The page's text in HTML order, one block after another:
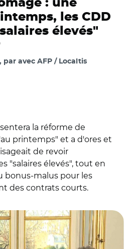
: une
les CDD
élevés"
par avec AFP / Localtis
la réforme de
printemps" et a d'ores et
de revoir
"salaires élevés", tout en
bonus-malus pour les
des contrats courts.
et M. Pénicaud ce 26